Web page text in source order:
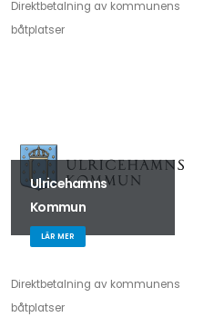
Direktbetalning av kommunens
båtplatser
Ulricehamns
Kommun
LÄR MER
Direktbetalning av kommunens
båtplatser